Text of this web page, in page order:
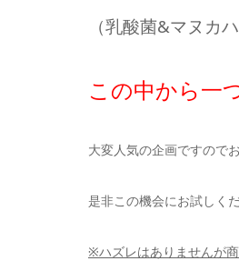
（乳酸菌&マヌカ
この中から一
大変人気の企画ですので
是非この機会にお試しく
※ハズレはありませんが